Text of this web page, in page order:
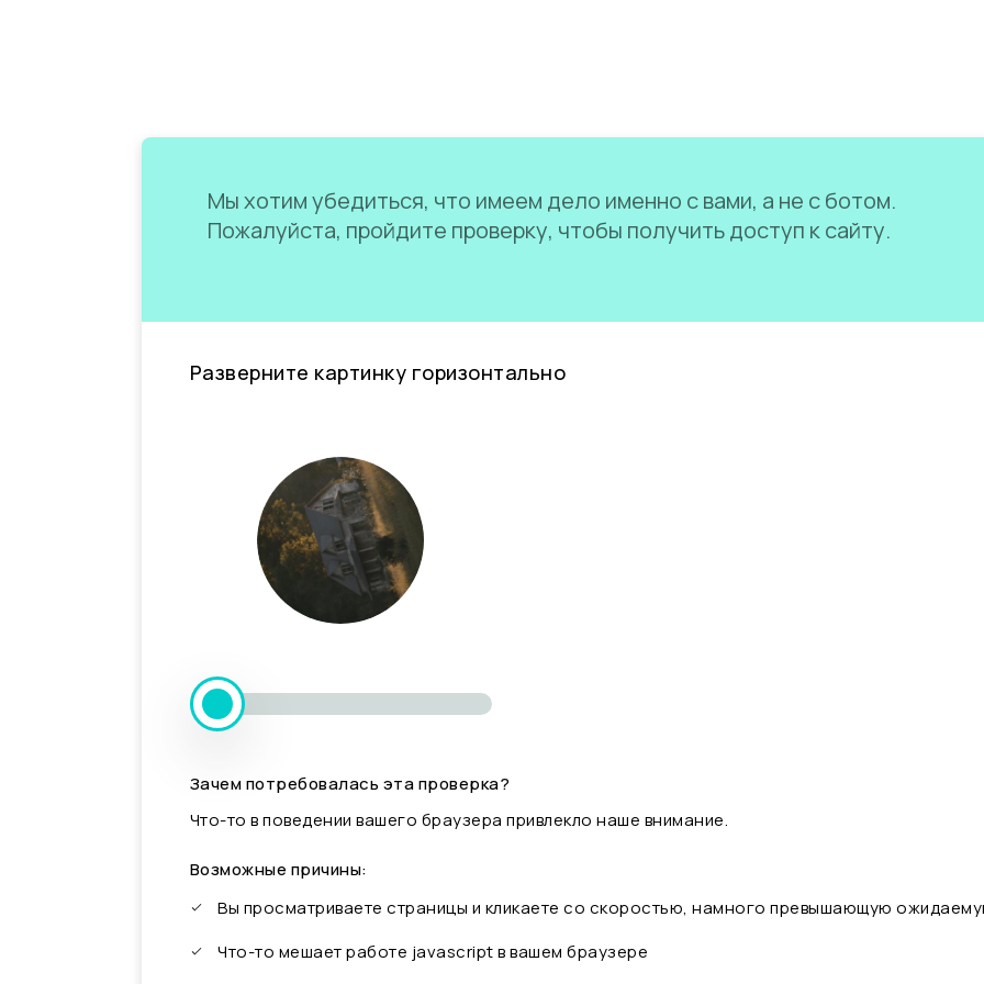
Мы хотим убедиться, что имеем дело именно с вами, а не с ботом.
Пожалуйста, пройдите проверку, чтобы получить доступ к сайту.
Разверните картинку горизонтально
Зачем потребовалась эта проверка?
Что-то в поведении вашего браузера привлекло наше внимание.
Возможные причины:
Вы просматриваете страницы и кликаете со скоростью, намного превышающую
Что-то мешает работе javascript в вашем браузере